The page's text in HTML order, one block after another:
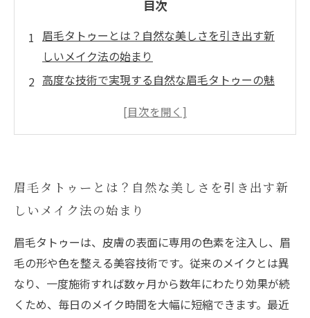
目次
眉毛タトゥーとは？自然な美しさを引き出す新
しいメイク法の始まり
高度な技術で実現する自然な眉毛タトゥーの魅
忙しい朝も安心！眉毛タトゥーで毎日のメイク
ープする方法とは？
施術後のケアから長持ちのコツまで！自然な美
しさを持続させる秘訣
初心者でも安心！眉毛タトゥーを選ぶ際のポイ
ントと注意点
美眉生活をもっと楽しむために！最新トレンド
眉毛タトゥーとは？自然な美しさを引き出す新
しいメイク法の始まり
眉毛タトゥーは、皮膚の表面に専用の色素を注入し、眉
毛の形や色を整える美容技術です。従来のメイクとは異
なり、一度施術すれば数ヶ月から数年にわたり効果が続
くため、毎日のメイク時間を大幅に短縮できます。最近